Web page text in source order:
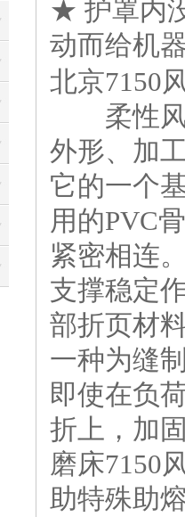
★ 护罩内
动而给机
北京7150
柔性风
外形、加
它的一个
用的PVC
紧密相连
支撑稳定
部折页材
一种为缝
即使在负
折上，加
磨床7150
助特殊助